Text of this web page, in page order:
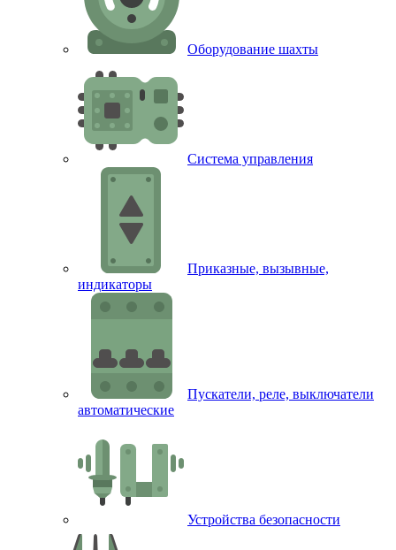
Оборудование шахты
Система управления
Приказные, вызывные,
индикаторы
Пускатели, реле, выключатели
автоматические
Устройства безопасности